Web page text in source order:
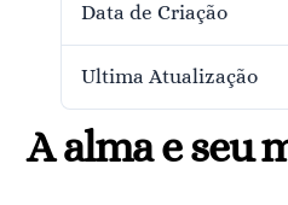
Data de Criação
Ultima Atualização
A alma e seu